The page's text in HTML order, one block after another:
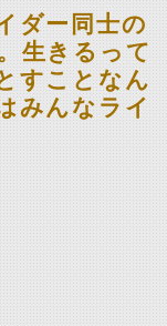
ダー同士の
生きるって
すことなん
みんなライ